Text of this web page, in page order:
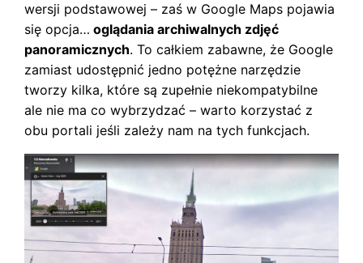
wersji podstawowej – zaś w Google Maps pojawia
się opcja… oglądania archiwalnych zdjęć
panoramicznych. To całkiem zabawne, że Google
zamiast udostępnić jedno potężne narzędzie
tworzy kilka, które są zupełnie niekompatybilne
ale nie ma co wybrzydzać – warto korzystać z
obu portali jeśli zależy nam na tych funkcjach.